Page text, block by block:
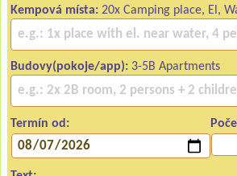
Kempová místa: 20x Camping place, El,
Budovy(pokoje/app): 3-5B Apartments
Termín od: